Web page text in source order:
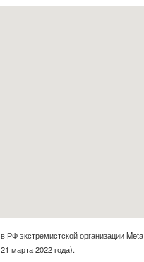
экстремистской организации Meta
марта 2022 года).